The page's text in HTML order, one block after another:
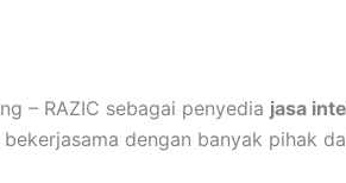
– RAZIC sebagai penyedia jasa
bekerjasama dengan banyak pihak